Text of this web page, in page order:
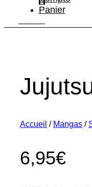
Panier
Accueil / Mangas /
6,95€